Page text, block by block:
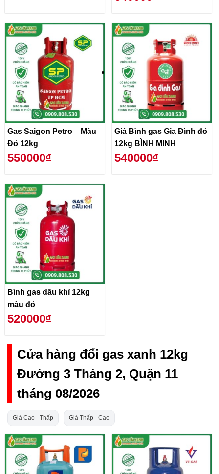
Gas Saigon Petro – Màu
Đỏ 12kg
550000₫
Giá Bình gas Gia Đình đỏ
12kg BÌNH MINH
540000₫
Bình gas dầu khí 12kg
màu đỏ
520000₫
Cửa hàng đổi gas xanh 12kg
Đường 3 Tháng 2, Quận 11
tháng 08/2026
Giá Cao - Thấp Giá Thấp - Cao